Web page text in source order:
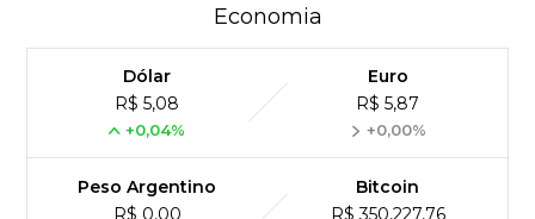
Economia
Dólar
R$ 5,08
+0,04%
Euro
R$ 5,87
+0,00%
Peso Argentino
R$ 0,00
Bitcoin
R$ 350,227,76